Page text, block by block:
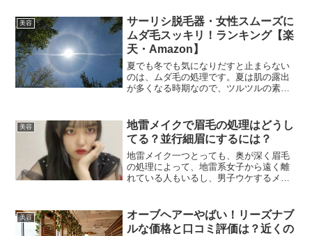
美容
サーリシ脱毛器・女性スムーズに
ムダ毛スッキリ！ランキング【楽
天・Amazon】
夏でも冬でも気になりだすと止まらない
のは、ムダ毛の処理です。夏は肌の露出
が多くなる時期なので、ツルツルの素肌
思います。また冬は露出が少ないのです
が、友達と温泉旅行を計画...
美容
地雷メイクで眉毛の処理はどうし
てる？並行細眉にするには？
地雷メイク一つとっても、奥が深く眉毛
の処理によって、地雷系女子から遠く離
れている人もいるし、男子ウケするメイ
た。目尻を下げ、アイシャドウでぼか
し、コンシーラーで涙袋を・・...
美容
オーブヘアーやばい！リーズナブ
ルな価格と口コミ評価は？近くの